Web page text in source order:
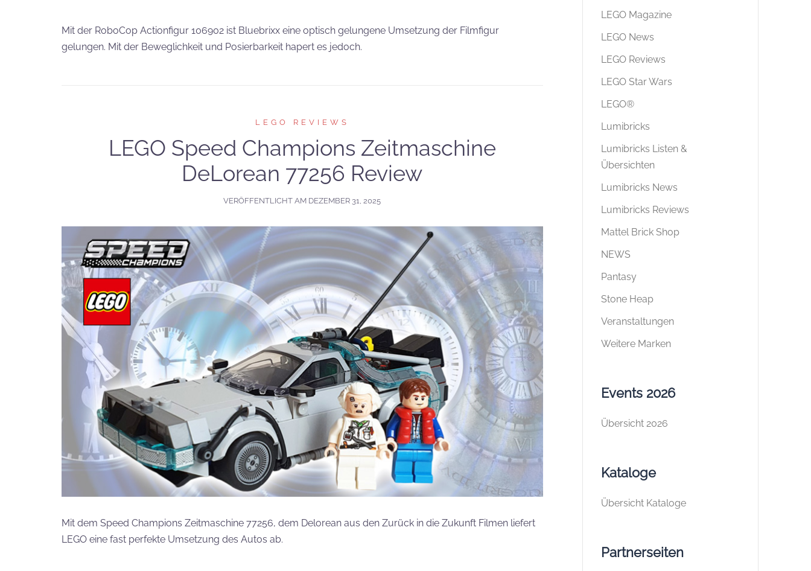
Mit der RoboCop Actionfigur 106902 ist Bluebrixx eine optisch gelungene Umsetzung der Filmfigur
gelungen. Mit der Beweglichkeit und Posierbarkeit hapert es jedoch.
LEGO REVIEWS
LEGO Speed Champions Zeitmaschine
DeLorean 77256 Review
VERÖFFENTLICHT AM DEZEMBER 31, 2025
Mit dem Speed Champions Zeitmaschine 77256, dem Delorean aus den Zurück in die Zukunft Filmen liefert
LEGO eine fast perfekte Umsetzung des Autos ab.
LEGO Magazine
LEGO News
LEGO Reviews
LEGO Star Wars
LEGO®
Lumibricks
Lumibricks Listen &
Übersichten
Lumibricks News
Lumibricks Reviews
Mattel Brick Shop
NEWS
Pantasy
Stone Heap
Veranstaltungen
Weitere Marken
Events 2026
Übersicht 2026
Kataloge
Übersicht Kataloge
Partnerseiten